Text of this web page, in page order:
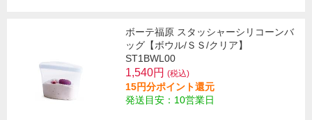
ボーテ福原 スタッシャーシリコーンバ
ッグ【ボウル/ＳＳ/クリア】
ST1BWL00
1,540円 (税込)
15円分ポイント還元
発送目安：10営業日